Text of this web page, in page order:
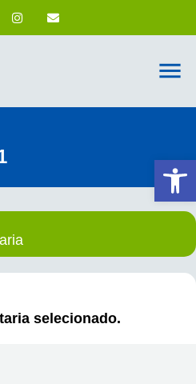
selecionado.